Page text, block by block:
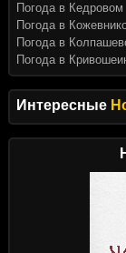
Интересные
Погода в Кедровом
Погода в
Погода в
Погода в